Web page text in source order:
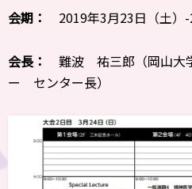
会期： 2019年3月23日（土）-
会長： 難波 祐三郎（岡山大
ー センター長）